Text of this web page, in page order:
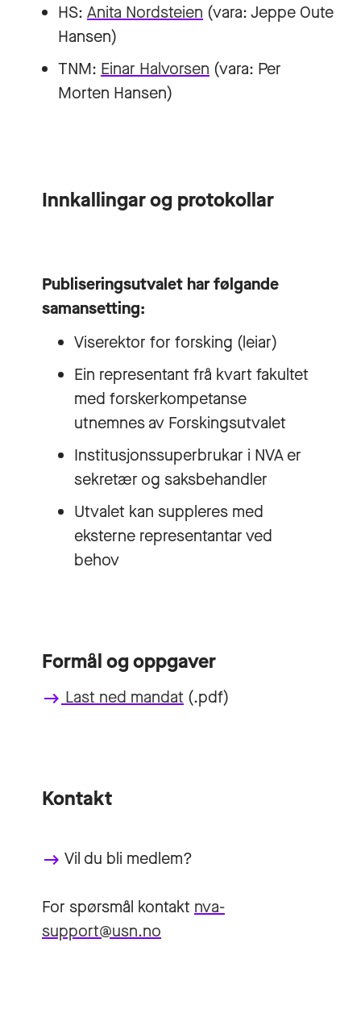
HS: Anita Nordsteien (vara:Jeppe Oute
Hansen)
TNM: Einar Halvorsen (vara: Per
Morten Hansen)
Innkallingar og protokollar
Publiseringsutvalet har følgande
samansetting:
Viserektor for forsking (leiar)
Ein representant frå kvart fakultet
med forskerkompetanse
utnemnes av Forskingsutvalet
Institusjonssuperbrukar i NVA er
sekretær og saksbehandler
Utvalet kan suppleres med
eksterne representantar ved
behov
Formål og oppgaver
keyboard_backspace Last ned mandat (.pdf)
Kontakt
keyboard_backspace Vil du bli medlem?
For spørsmål kontakt nva-
support@usn.no